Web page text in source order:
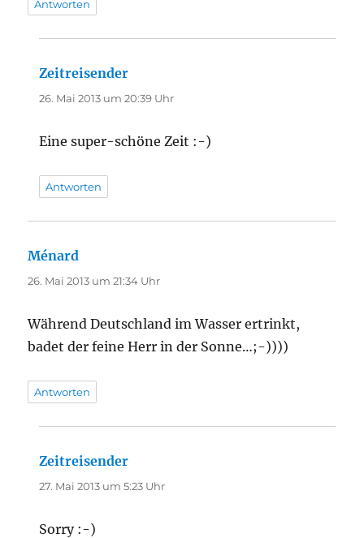
Antworten
Zeitreisender
26. Mai 2013 um 20:39 Uhr
Eine super-schöne Zeit :-)
Antworten
Ménard
26. Mai 2013 um 21:34 Uhr
Während Deutschland im Wasser ertrinkt,
badet der feine Herr in der Sonne…;-))))
Antworten
Zeitreisender
27. Mai 2013 um 5:23 Uhr
Sorry :-)